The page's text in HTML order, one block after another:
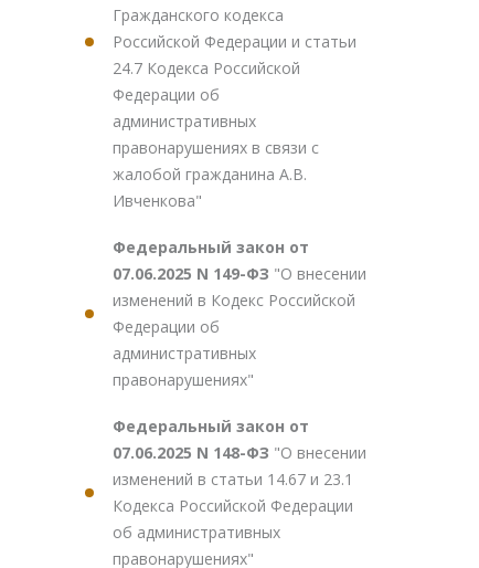
Гражданского кодекса
Российской Федерации и статьи
24.7 Кодекса Российской
Федерации об
административных
правонарушениях в связи с
жалобой гражданина А.В.
Ивченкова"
Федеральный закон от
07.06.2025 N 149-ФЗ "О внесении
изменений в Кодекс Российской
Федерации об
административных
правонарушениях"
Федеральный закон от
07.06.2025 N 148-ФЗ "О внесении
изменений в статьи 14.67 и 23.1
Кодекса Российской Федерации
об административных
правонарушениях"